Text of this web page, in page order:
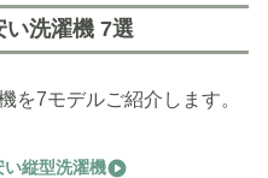
い洗濯機 7選
を7モデルご紹介します。
縦型洗濯機